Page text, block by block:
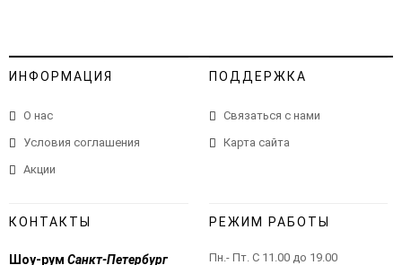
ИНФОРМАЦИЯ
О нас
Условия соглашения
Акции
ПОДДЕРЖКА
Связаться с нами
Карта сайта
КОНТАКТЫ
Шоу-рум Санкт-Петербург
РЕЖИМ РАБОТЫ
Пн.- Пт. С 11.00 до 19.00